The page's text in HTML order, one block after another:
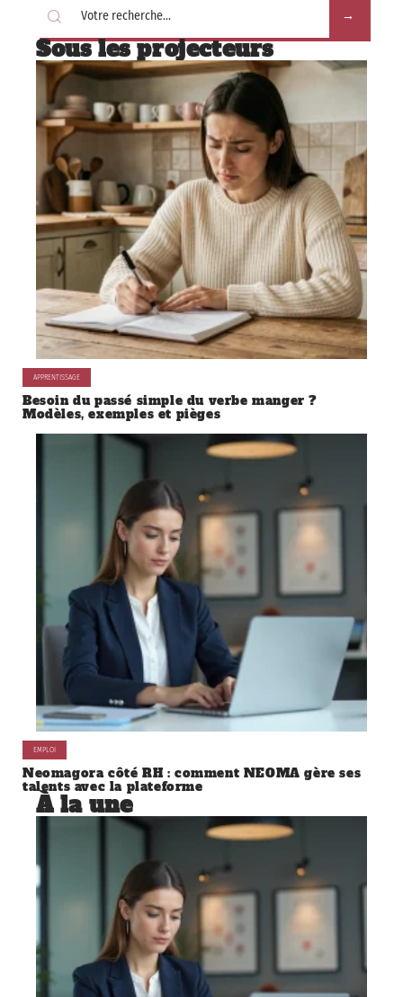
Sous les projecteurs
APPRENTISSAGE
Besoin du passé simple du verbe manger ?
Modèles, exemples et pièges
EMPLOI
Neomagora côté RH : comment NEOMA gère ses
talents avec la plateforme
À la une